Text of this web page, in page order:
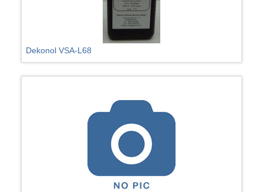
Dekonol VSA-L68